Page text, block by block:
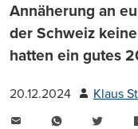
Annäherung an
der Schweiz
hatten ein gutes
20.12.2024 Klaus
WhatsApp